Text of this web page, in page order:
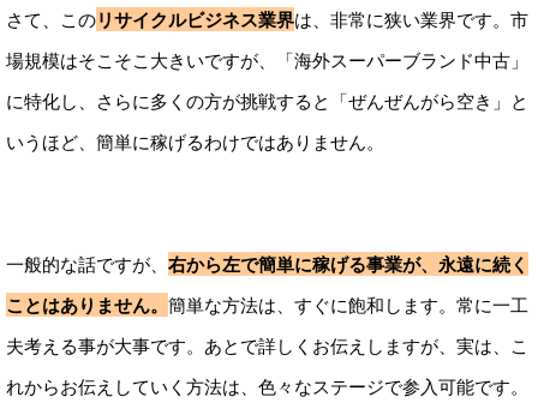
さて、このリサイクルビジネス業界は、非常に狭い業界です。市
場規模はそこそこ大きいですが、「海外スーパーブランド中古」
に特化し、さらに多くの方が挑戦すると「ぜんぜんがら空き」と
いうほど、簡単に稼げるわけではありません。
一般的な話ですが、 右から左で簡単に稼げる事業が、永遠に続く
ことはありません。 簡単な方法は、すぐに飽和します。常に一工
夫考える事が大事です。あとで詳しくお伝えしますが、実は、こ
れからお伝えしていく方法は、色々なステージで参入可能です。